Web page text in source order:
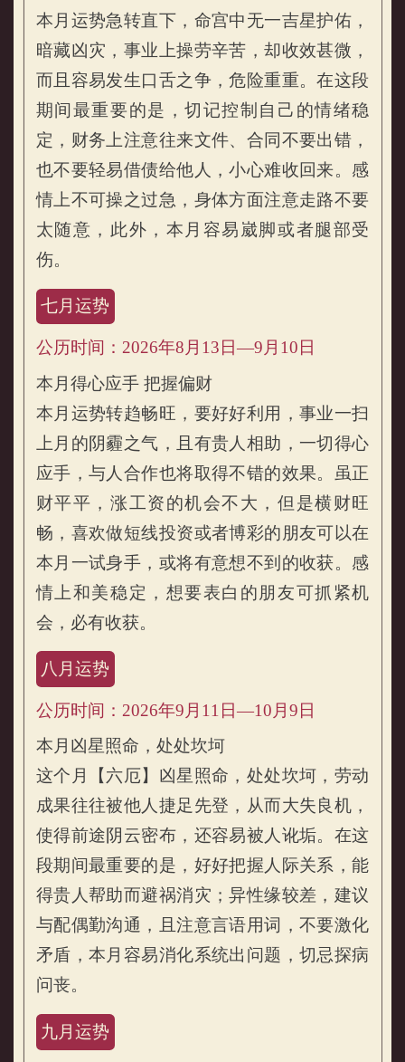
本月运势急转直下，命宫中无一吉星护佑，
暗藏凶灾，事业上操劳辛苦，却收效甚微，
而且容易发生口舌之争，危险重重。在这段
期间最重要的是，切记控制自己的情绪稳
定，财务上注意往来文件、合同不要出错，
也不要轻易借债给他人，小心难收回来。感
情上不可操之过急，身体方面注意走路不要
太随意，此外，本月容易崴脚或者腿部受
伤。
七月运势
公历时间：2026年8月13日—9月10日
本月得心应手 把握偏财
本月运势转趋畅旺，要好好利用，事业一扫
上月的阴霾之气，且有贵人相助，一切得心
应手，与人合作也将取得不错的效果。虽正
财平平，涨工资的机会不大，但是横财旺
畅，喜欢做短线投资或者博彩的朋友可以在
本月一试身手，或将有意想不到的收获。感
情上和美稳定，想要表白的朋友可抓紧机
会，必有收获。
八月运势
公历时间：2026年9月11日—10月9日
本月凶星照命，处处坎坷
这个月【六厄】凶星照命，处处坎坷，劳动
成果往往被他人捷足先登，从而大失良机，
使得前途阴云密布，还容易被人讹垢。在这
段期间最重要的是，好好把握人际关系，能
得贵人帮助而避祸消灾；异性缘较差，建议
与配偶勤沟通，且注意言语用词，不要激化
矛盾，本月容易消化系统出问题，切忌探病
问丧。
九月运势